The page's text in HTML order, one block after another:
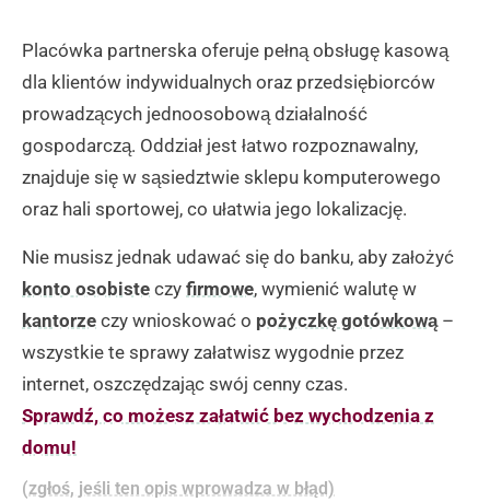
Placówka partnerska oferuje pełną obsługę kasową
dla klientów indywidualnych oraz przedsiębiorców
prowadzących jednoosobową działalność
gospodarczą. Oddział jest łatwo rozpoznawalny,
znajduje się w sąsiedztwie sklepu komputerowego
oraz hali sportowej, co ułatwia jego lokalizację.
Nie musisz jednak udawać się do banku, aby założyć
konto osobiste czy firmowe, wymienić walutę w
kantorze czy wnioskować o pożyczkę gotówkową–
wszystkie te sprawy załatwisz wygodnie przez
internet, oszczędzając swój cenny czas.
Sprawdź, co możesz załatwić bez wychodzenia z
domu!
(zgłoś, jeśli ten opis wprowadza w błąd)